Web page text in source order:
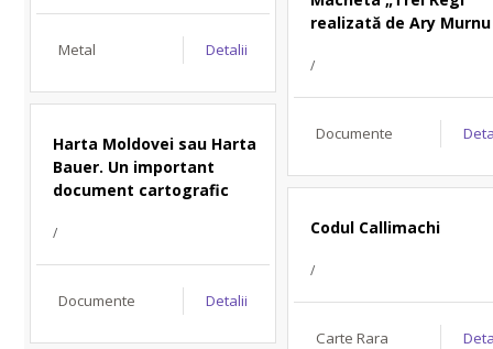
realizată de Ary Murnu
/
Documente
Metal Detalii
Harta Moldovei sau Harta
Bauer. Un important
document cartografic
/
Documente Detalii
Codul Callimachi
/
Carte Rara